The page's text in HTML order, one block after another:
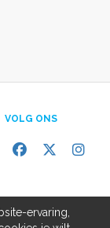
VOLG ONS
ervaring,